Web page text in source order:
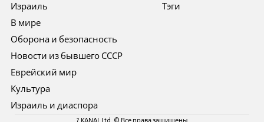
Израиль
В мире
Оборона и безопасность
Новости из бывшего СССР
Еврейский мир
Культура
Израиль и диаспора
Тэги